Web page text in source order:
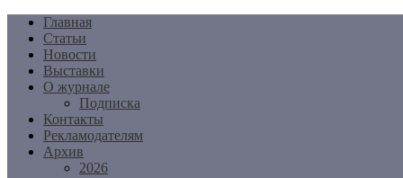
Перейти
содержимому
Главная
Статьи
Новости
Выставки
О журнале
Подписка
Контакты
Рекламодателям
Архив
2026